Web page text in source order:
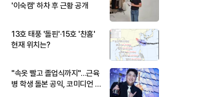
'이숙캠' 하차 후 근황 공개
13호 태풍 '돌핀'·15호 '찬홈'
현재 위치는?
"속옷 빨고 졸업식까지"…근육
병 학생 돌본 공익, 코미디언 김